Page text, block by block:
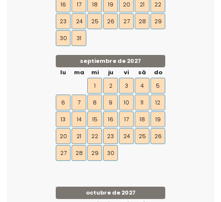
16 17 18 19 20 21 22
23 24 25 26 27 28 29
30 31
septiembre de 2027
lu
ma mi ju vi sá
do
1
2 3 4 5
6 7 8 9 10 11 12
13 14 15 16 17 18 19
20 21 22 23 24 25 26
27 28 29 30
octubre de 2027